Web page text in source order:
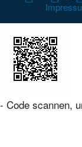
- Code scannen,